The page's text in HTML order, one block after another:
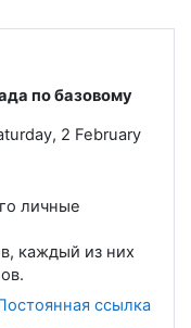
по базовому
2 February
личные
каждый из них
ссылка